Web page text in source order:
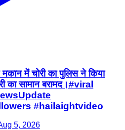
में चोरी का पुलिस ने किया
का सामान बरामद।#viral
#hailaightvideo
5, 2026